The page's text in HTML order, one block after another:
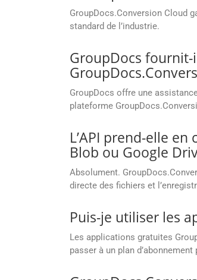
GroupDocs.Conversion Cloud
standard de l’industrie.
GroupDocs
GroupDocs offre une
plateforme
L’API prend-elle
Blob ou Google
Absolument.
directe des fichiers et
Puis-je utiliser les
Les applications gratuites
passer à un plan